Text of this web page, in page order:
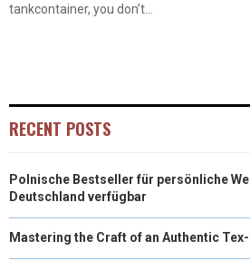
tankcontainer, you don’t...
RECENT POSTS
Polnische Bestseller für persönliche
Deutschland verfügbar
Mastering the Craft of an Authentic